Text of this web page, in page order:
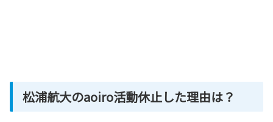
松浦航大のaoiro活動休止した理由は？